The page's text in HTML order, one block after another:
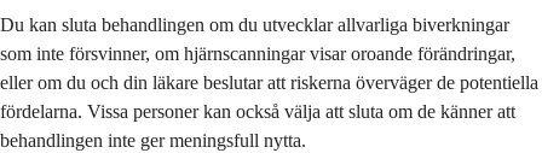
Du kan sluta behandlingen om du utvecklar allvarliga biverkningar
som inte försvinner, om hjärnscanningar visar oroande förändringar,
eller om du och din läkare beslutar att riskerna överväger de potentiella
fördelarna. Vissa personer kan också välja att sluta om de känner att
behandlingen inte ger meningsfull nytta.